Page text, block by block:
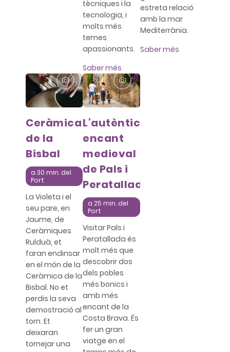
tècniques i la
tecnologia, i
molts més
temes
apassionants.
Saber més
estreta relació
amb la mar
Mediterrània.
Saber més
Ceràmica
de la
Bisbal
a 30 min. del
Port
La Violeta i el
seu pare, en
Jaume, de
Ceràmiques
Rulduà, et
faran endinsar
en el món de la
Ceràmica de la
Bisbal. No et
perdis la seva
demostració al
torn. Et
deixaran
tornejar una
L’autèntic
encant
medieval
de Pals i
Peratallada
a 25 min. del
Port
Visitar Pals i
Peratallada és
molt més que
descobrir dos
dels pobles
més bonics i
amb més
encant de la
Costa Brava. És
fer un gran
viatge en el